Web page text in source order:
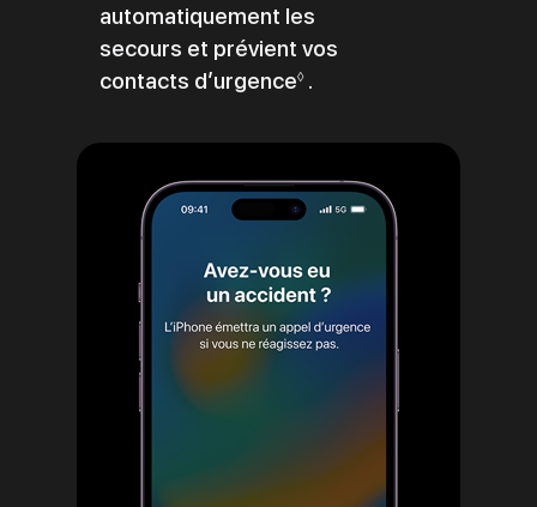
automatiquement les
secours et prévient vos
contacts d’urgence◊ Renvoi
mentions
légales
.